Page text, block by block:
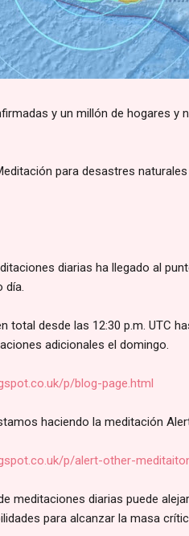
y un millón de hogares y
para desastres
diarias ha llegado al
total desde las 12:30 p.m. UTC
adicionales el domingo.
p/blog-page.html
haciendo la meditación
p/alert-other-
meditaciones diarias puede
para alcanzar la masa